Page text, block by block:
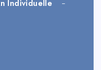
Individuelle